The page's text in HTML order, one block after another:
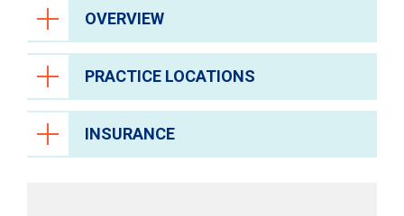
OVERVIEW
PRACTICE LOCATIONS
INSURANCE